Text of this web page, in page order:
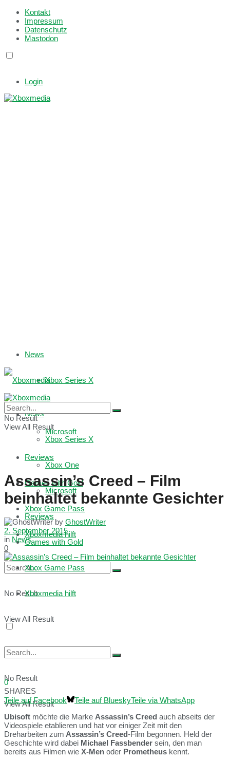
Kontakt
Impressum
Datenschutz
Mastodon
Login
News
Xbox Series X
Microsoft
Reviews
Games with Gold
Xbox Game Pass
Xboxmedia hilft
No Result
View All Result
News
Xbox Series X
Xbox One
Microsoft
Reviews
Games with Gold
Xbox Game Pass
Xboxmedia hilft
No Result
View All Result
No Result
View All Result
Assassin’s Creed – Film
beinhaltet bekannte Gesichter
by GhostWriter
2. September 2015
in News
0
0
SHARES
Teile auf Facebook
Teile auf BlueskyTeile via WhatsApp
Ubisoft möchte die Marke Assassin’s Creed auch abseits der
Videospiele etablieren und hat vor einiger Zeit mit den
Dreharbeiten zum Assassin’s Creed-Film begonnen. Held der
Geschichte wird dabei Michael Fassbender sein, den man
bereits aus Filmen wie X-Men oder Prometheus kennt.